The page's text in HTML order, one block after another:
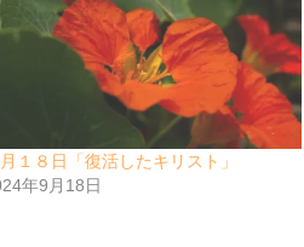
１８日「復活したキリスト」
年9月18日